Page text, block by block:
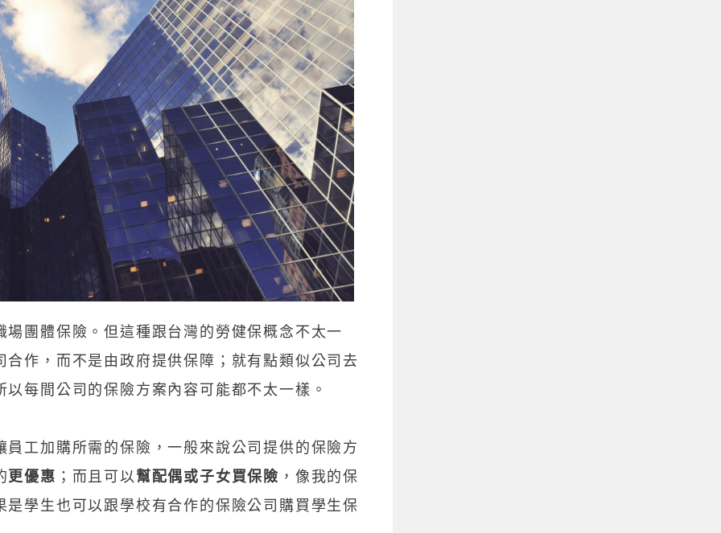
團體保險。但這種跟台灣的勞健保概念不太一
作，而不是由政府提供保障；就有點類似公司去
每間公司的保險方案內容可能都不太一樣。
工加購所需的保險，一般來說公司提供的保險方
更優惠 ；而且可以 幫配偶或子女買保險 ，像我的保
學生也可以跟學校有合作的保險公司購買學生保